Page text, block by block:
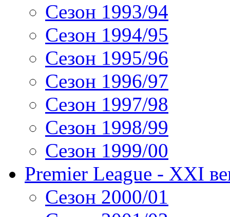
Сезон 1993/94
Сезон 1994/95
Сезон 1995/96
Сезон 1996/97
Сезон 1997/98
Сезон 1998/99
Сезон 1999/00
Premier League - XXI
Сезон 2000/01